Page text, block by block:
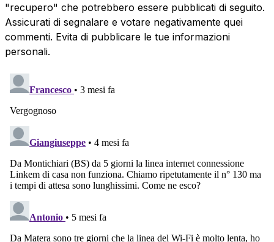
"recupero" che potrebbero essere pubblicati di seguito.
Assicurati di segnalare e votare negativamente quei
commenti. Evita di pubblicare le tue informazioni
personali.